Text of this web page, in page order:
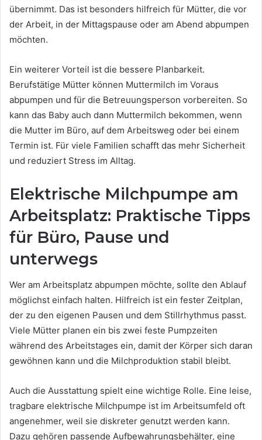
übernimmt. Das ist besonders hilfreich für Mütter, die vor
der Arbeit, in der Mittagspause oder am Abend abpumpen
möchten.
Ein weiterer Vorteil ist die bessere Planbarkeit.
Berufstätige Mütter können Muttermilch im Voraus
abpumpen und für die Betreuungsperson vorbereiten. So
kann das Baby auch dann Muttermilch bekommen, wenn
die Mutter im Büro, auf dem Arbeitsweg oder bei einem
Termin ist. Für viele Familien schafft das mehr Sicherheit
und reduziert Stress im Alltag.
Elektrische Milchpumpe am
Arbeitsplatz: Praktische Tipps
für Büro, Pause und
unterwegs
Wer am Arbeitsplatz abpumpen möchte, sollte den Ablauf
möglichst einfach halten. Hilfreich ist ein fester Zeitplan,
der zu den eigenen Pausen und dem Stillrhythmus passt.
Viele Mütter planen ein bis zwei feste Pumpzeiten
während des Arbeitstages ein, damit der Körper sich daran
gewöhnen kann und die Milchproduktion stabil bleibt.
Auch die Ausstattung spielt eine wichtige Rolle. Eine leise,
tragbare elektrische Milchpumpe ist im Arbeitsumfeld oft
angenehmer, weil sie diskreter genutzt werden kann.
Dazu gehören passende Aufbewahrungsbehälter, eine